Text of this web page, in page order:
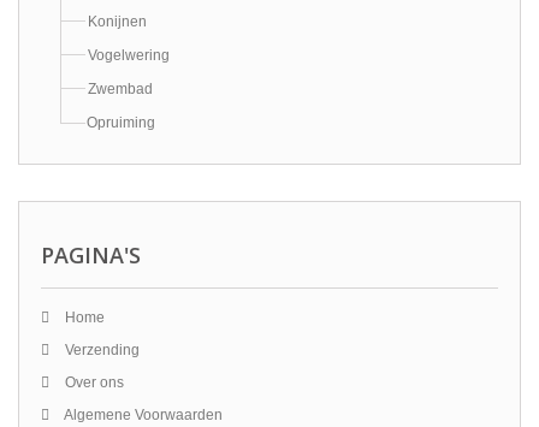
Konijnen
Vogelwering
Zwembad
Opruiming
PAGINA'S
Home
Verzending
Over ons
Algemene Voorwaarden